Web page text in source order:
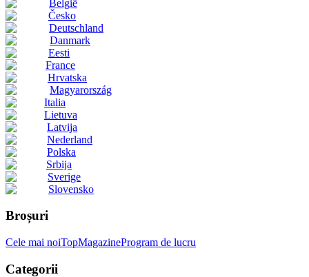
België
Česko
Deutschland
Danmark
Eesti
France
Hrvatska
Magyarország
Italia
Lietuva
Latvija
Nederland
Polska
Srbija
Sverige
Slovensko
Broșuri
Cele mai noiTopMagazineProgram de lucru
Categorii